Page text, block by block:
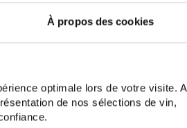
À propos des cookies
optimale lors de votre visite. A
de nos sélections de vin,